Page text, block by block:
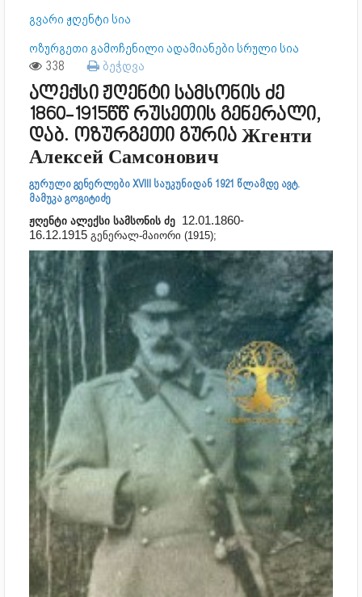
გვარი ჟღენტი სია
ოზურგეთი გამოჩენილი ადამიანები სრული სია
338 ბეჭდვა
ალექსი ჟღენტი სამსონის ძე
1860-1915წწ რუსეთის გენერალი,
დაბ. ოზურგეთი გურია Жгенти
Алексей Самсонович
გურული გენერლები XVIII საუკუნიდან 1921 წლამდე ავტ.
მამუკა გოგიტიძე
ჟღენტი ალექსი სამსონის ძე 12.01.1860-
16.12.1915 გენერალ-მაიორი (1915);